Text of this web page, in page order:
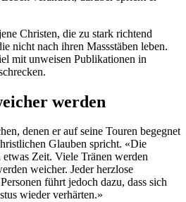
Christen, die zu stark richtend
nicht nach ihren Massstäben leben.
mit unweisen Publikationen in
werden
denen er auf seine Touren begegnet
Glauben spricht. «Die
Zeit. Viele Tränen werden
weicher. Jeder herzlose
führt jedoch dazu, dass sich
wieder verhärten.»